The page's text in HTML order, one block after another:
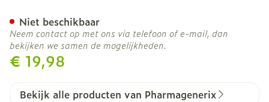
€ 19,98
Niet beschikbaar
Neem contact op met ons via telefoon of e-mail, dan
bekijken we samen de mogelijkheden.
Bekijk alle producten van Pharmagenerix